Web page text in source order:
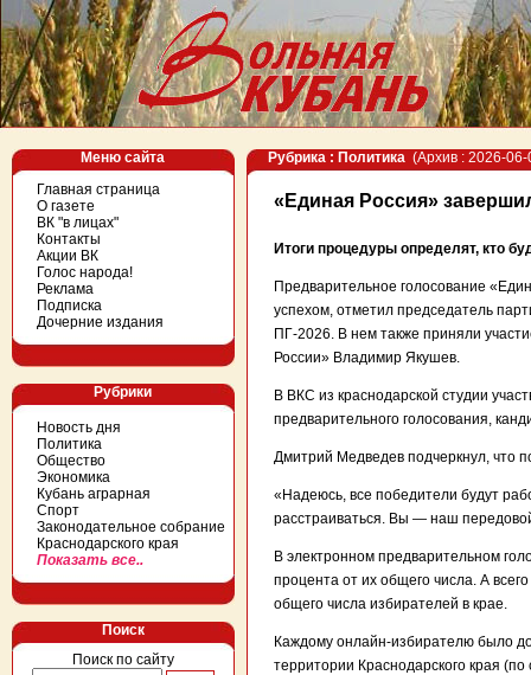
Меню сайта
Главная страница
О газете
ВК "в лицах"
Контакты
Акции ВК
Голос народа!
Реклама
Подписка
Дочерние издания
Рубрики
Новость дня
Политика
Общество
Экономика
Кубань аграрная
Спорт
Законодательное собрание
Краснодарского края
Показать все..
Поиск
Поиск по сайту
Рубрика : Политика (Архив : 2026-06-
«Единая Россия»
Итоги процедуры определят, кто
Предварительное голосование
успехом, отметил председатель
ПГ-2026. В нем также приняли
России» Владимир Якушев.
В ВКС из краснодарской студии
предварительного голосования,
Дмитрий Медведев подчеркнул, что
«Надеюсь, все победители будут
расстраиваться. Вы — наш
В электронном предварительном
процента от их общего числа. А
общего числа избирателей в крае.
Каждому онлайн-избирателю было
территории Краснодарского края